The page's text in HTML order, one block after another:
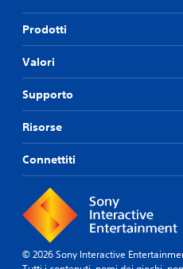
Prodotti
Valori
Supporto
Risorse
Connettiti
© 2026 Sony Interactive